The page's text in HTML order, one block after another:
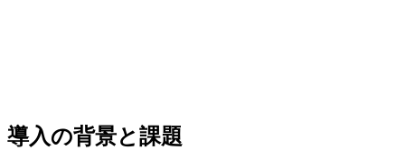
導入の背景と課題